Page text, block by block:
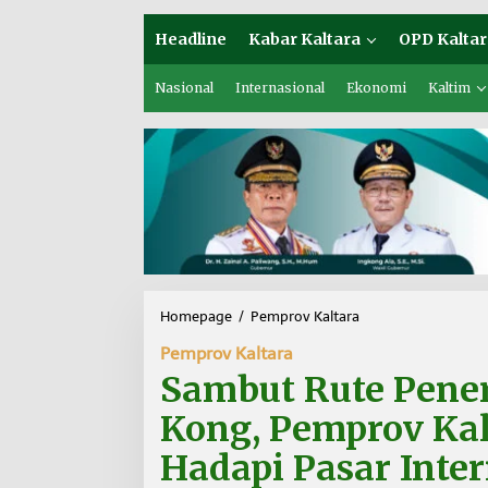
Headline Kabar Kaltara OPD
Nasional Internasional Ekonomi Kaltim
Homepage / Pemprov Kaltara
b
u
R
t
Pemprov Kaltara
Sambut Rute
Kong, Pemprov
Hadapi Pasar